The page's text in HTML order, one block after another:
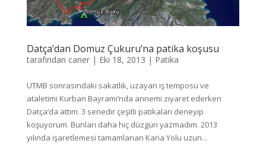
Datça’dan Domuz Çukuru’na patika koşusu
tarafından caner| Eki 18, 2013 | Patika
UTMB sonrasındaki sakatlık, uzayan iş temposu ve
ataletimi Kurban Bayramı’nda annemi ziyaret ederken
Datça’da attım. 3 senedir çeşitli patikaları deneyip
koşuyorum. Bunları daha hiç düzgün yazmadım. 2013
yılında işaretlemesi tamamlanan Karia Yolu uzun...